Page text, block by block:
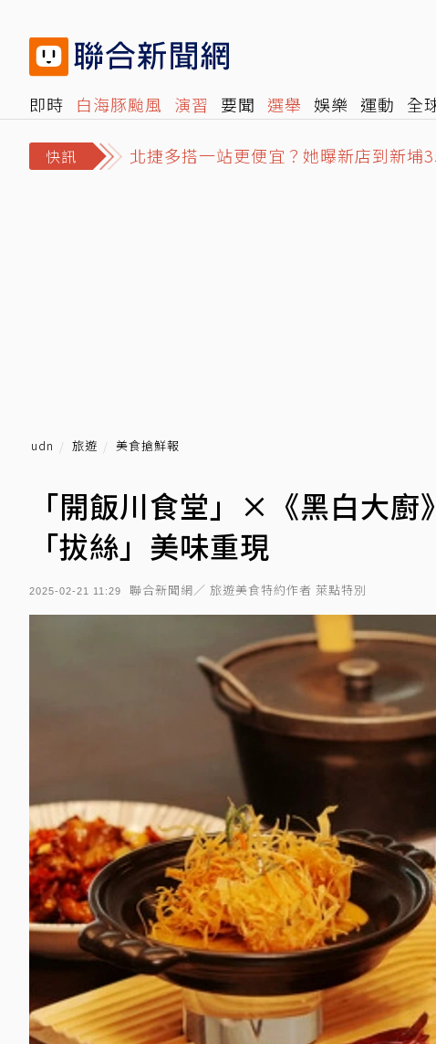
即時 白海豚颱風 演習 要聞 選舉 娛樂 運動 全
快訊
北捷多搭一站更便宜？她曝新店到新埔
高雄國小男童比中指霸凌男老師「娘娘
udn 旅遊 美食搶鮮報
「開飯川食堂」×《黑白大廚
「拔絲」美味重現
2025-02-21 11:29 聯合新聞網／ 旅遊美食特約作者 萊點特別